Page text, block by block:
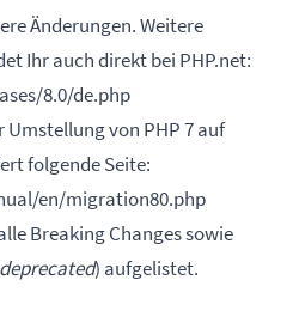
Änderungen. Weitere
Ihr auch direkt bei PHP.net:
8.0/de.php
Umstellung von PHP 7 auf
folgende Seite:
en/migration80.php
Breaking Changes sowie
deprecated) aufgelistet.